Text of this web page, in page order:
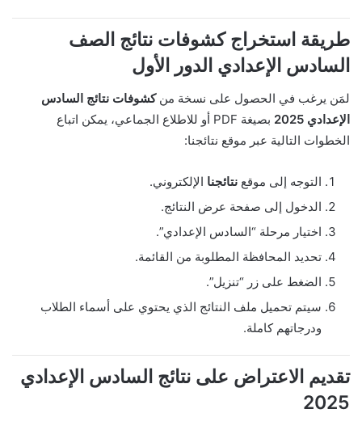
طريقة استخراج كشوفات نتائج الصف
السادس الإعدادي الدور الأول
لمَن يرغب في الحصول على نسخة منكشوفات نتائج السادس
الإعدادي 2025
بصيغة PDF أو للاطلاع الجماعي، يمكن اتباع
الخطوات التالية عبر موقع نتائجنا:
التوجه إلى موقع نتائجنا الإلكتروني.
الدخول إلى صفحة عرض النتائج.
اختيار مرحلة “السادس الإعدادي”.
تحديد المحافظة المطلوبة من القائمة.
الضغط على زر “تنزيل”.
سيتم تحميل ملف النتائج الذي يحتوي على أسماء الطلاب
ودرجاتهم كاملة.
تقديم الاعتراض على نتائج السادس الإعدادي
2025